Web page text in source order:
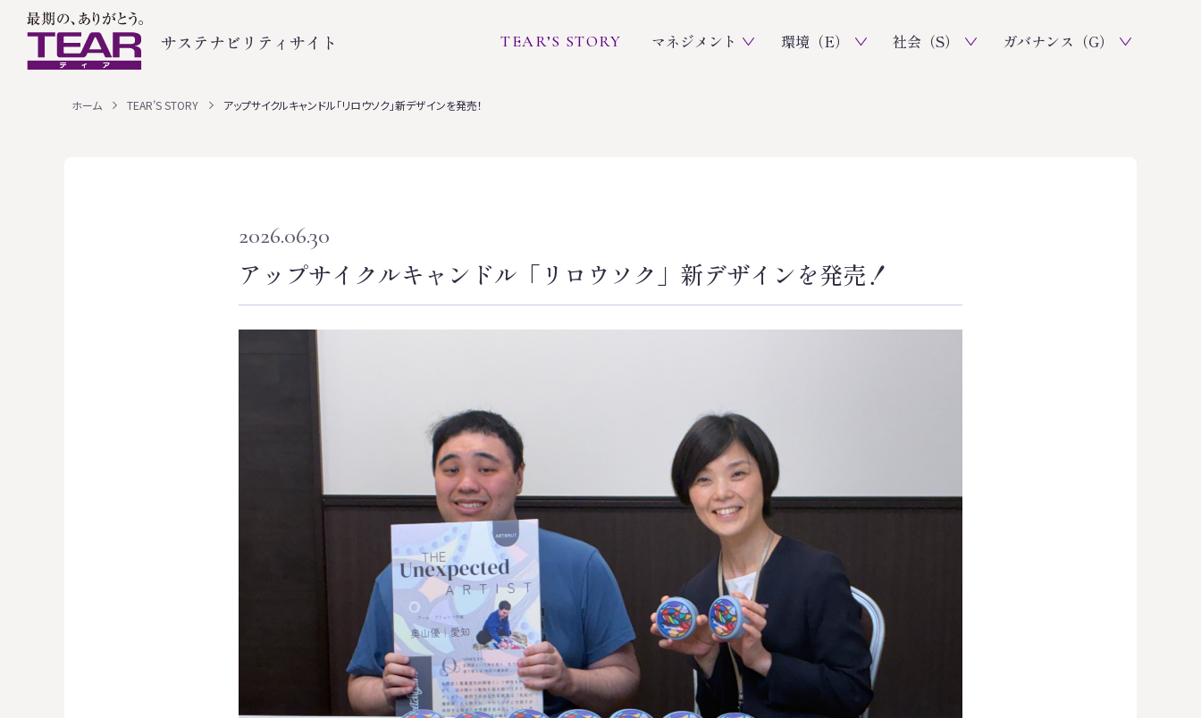
サステナビリティサイト TEAR’S STORY マネジメント 環境（E） 社会（S） ガバナンス（G）
ホーム TEAR’S STORY アップサイクルキャンドル「リロウソク」新デザインを発売！
2026.06.30
アップサイクルキャンドル「リロウソク」新デザインを発売！